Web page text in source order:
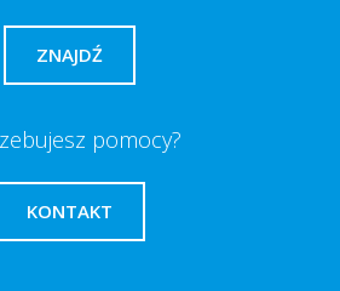
ZNAJDŹ
pomocy?
KONTAKT